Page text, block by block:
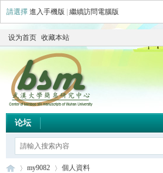
請選擇 進入手機版 繼續訪問電腦版
设为首页 收藏本站
论坛
my9082 個人資料